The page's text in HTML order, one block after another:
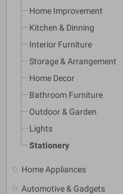
Home Improvement
Kitchen & Dinning
Interior Furniture
Storage & Arrangement
Home Decor
Bathroom Furniture
Outdoor & Garden
Lights
Stationery
Home Appliances
Automotive & Gadgets